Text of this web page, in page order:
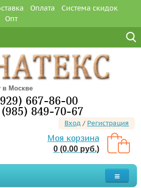
Оплата
Система скидок
Опт
в Москве
667-86-00
849-70-67
Вход / Регистрация
Моя корзина
0 (0.00 руб.)